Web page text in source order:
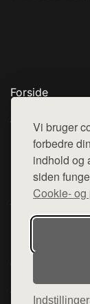
Vi bruger
forbedre
indhold og
siden
Cookie-
Indstillinger
Forside
Top Rabatter
Blog
Kontakt
Denne side er
hjemmesider
diverse
henviser til de
varerne på lager.